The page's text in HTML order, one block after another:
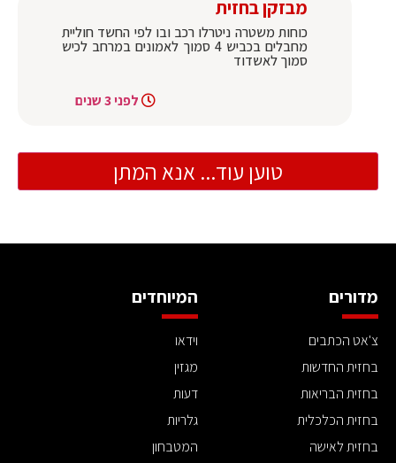
מבזקן בחזית
כוחות משטרה ניטרלו רכב ובו לפי החשד חוליית
מחבלים בכביש 4 סמוך לאמונים במרחב לכיש
סמוך לאשדוד
לפני 3 שנים
טוען עוד... אנא המתן
מדורים
צ'אט הכתבים
בחזית החדשות
בחזית הבריאות
בחזית הכלכלית
בחזית לאישה
המיוחדים
וידאו
מגזין
דעות
גלריות
המטבחון